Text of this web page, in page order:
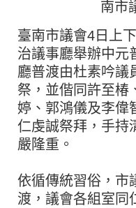
南市
臺南市議會4日上
治議事廳舉辦中元
廳普渡由杜素吟議
祭，並偕同許至椿
婷、郭鴻儀及李偉
仁虔誠祭拜，手持
嚴隆重。
依循傳統習俗，市
渡，議會各組室同